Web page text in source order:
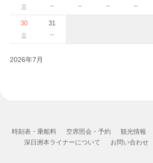
○ － － － －
30
○
31
－
2026年7月
時刻表・乗船料 空席照会・予約 観光情報
深日洲本ライナーについて
お問い合わせ